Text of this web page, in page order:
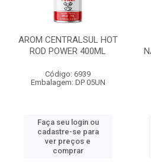
AROM CENTRALSUL HOT
ROD POWER 400ML
Código: 6939
Embalagem: DP 05UN
Faça seu login ou
cadastre-se para
ver preços e
comprar